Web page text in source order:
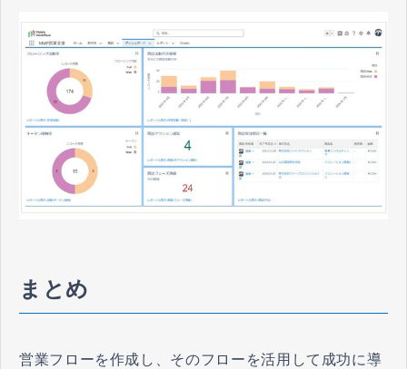
まとめ
営業フローを作成し、そのフローを活用して成功に導